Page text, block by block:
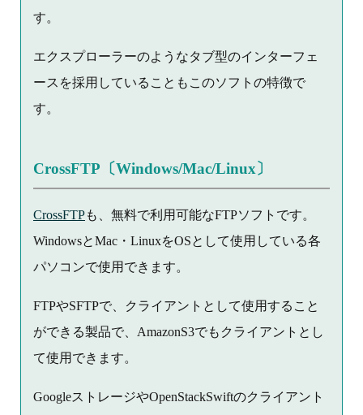
す。
エクスプローラーのようなタブ型のインターフェ
ースを採用していることもこのソフトの特徴で
す。
CrossFTP〔Windows/Mac/Linux〕
CrossFTPも、無料で利用可能なFTPソフトです。
WindowsとMac・LinuxをOSとして使用している各
パソコンで使用できます。
FTPやSFTPで、クライアントとして使用すること
ができる製品で、AmazonS3でもクライアントとし
て使用できます。
GoogleストレージやOpenStackSwiftのクライアント